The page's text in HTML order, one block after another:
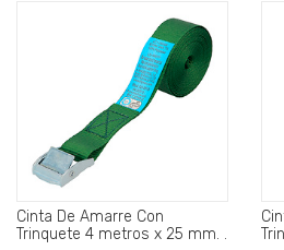
Cinta De Amarre Con
Trinquete 4 metros x 25 mm. .